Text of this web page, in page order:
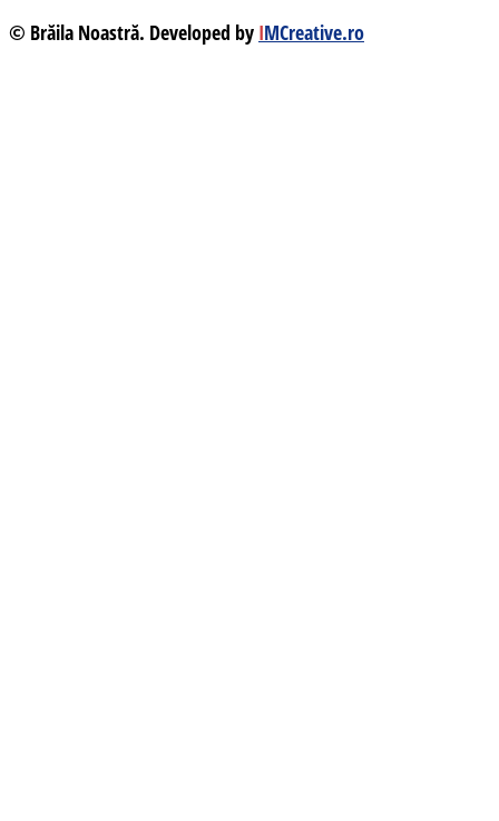
© Brăila Noastră. Developed by IMCreative.ro